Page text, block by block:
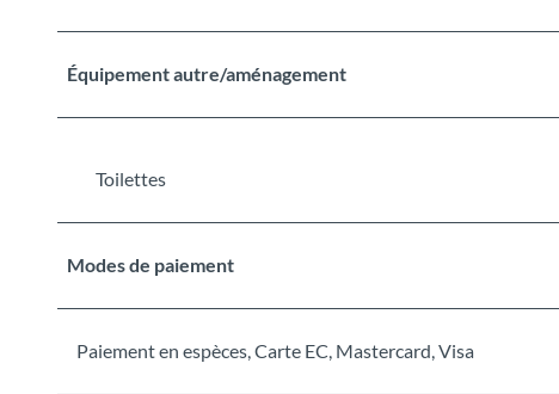
Équipement autre/aménagement
Toilettes
Modes de paiement
Paiement en espèces, Carte EC, Mastercard, Visa